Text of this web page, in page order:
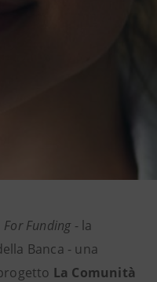
For Funding - la
Banca - una
La Comunità